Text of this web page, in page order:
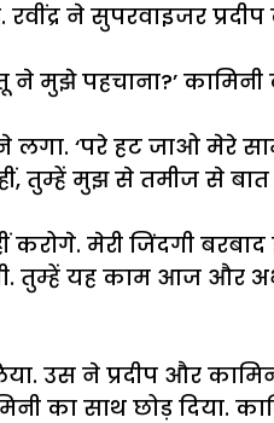
रवींद्र ने सुपरवाइजर
मुझे पहचाना?’ कामिनी
लगा. ‘परे हट जाओ मेरे
तुम्हें मुझ से तमीज से
मेरी जिंदगी बरबाद
तुम्हें यह काम आज और
ने प्रदीप और
का साथ छोड़ दिया.